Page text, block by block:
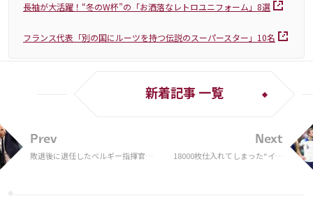
長袖が大活躍！“冬のW杯”の「お洒落なレトロユニフォーム」8選
フランス代表「別の国にルーツを持つ伝説のスーパースター」10名
Prev
敗退後に退任したベルギー指揮官が
新着記事 一覧
Next
18000枚仕入れてしまった“イン